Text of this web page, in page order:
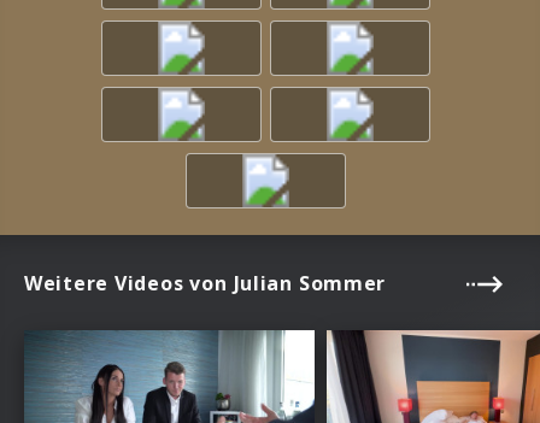
Weitere Videos von Julian Sommer